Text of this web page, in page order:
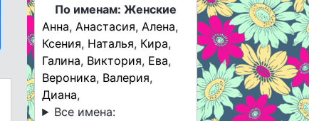
По именам: Женские
Анна,Анастасия,Алена,
Ксения, Наталья, Кира,
Галина, Виктория, Ева,
Вероника, Валерия,
Диана,
Все имена: